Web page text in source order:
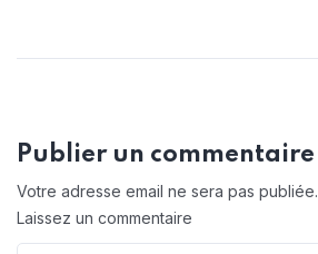
Publier un commentaire
Votre adresse email ne sera pas publiée.
Laissez un commentaire